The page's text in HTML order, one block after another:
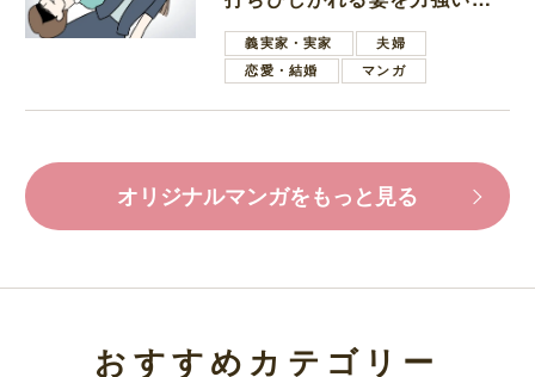
葉で励ます夫
義実家・実家
夫婦
恋愛・結婚
マンガ
オリジナルマンガをもっと見る
おすすめカテゴリー